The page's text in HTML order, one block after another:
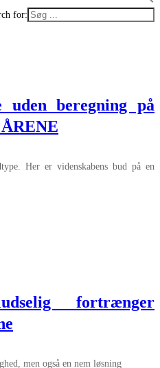
for:
uden beregning på
Her er videnskabens bud på en
fortrænger
men også en nem løsning